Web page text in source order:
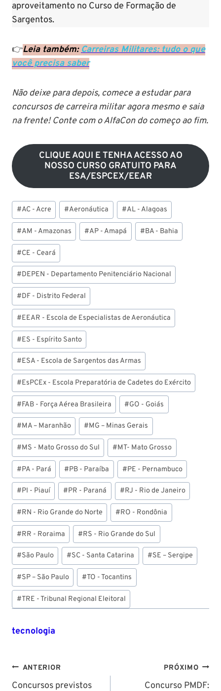
aproveitamento no Curso de Formação de
Sargentos.
👉Leia também:Carreiras Militares: tudo o que
você precisa saber
Não deixe para depois, comece a estudar para
concursos de carreira militar agora mesmo e saia
na frente! Conte com o AlfaCon do começo ao fim.
CLIQUE AQUI E TENHA ACESSO AO
NOSSO CURSO GRATUITO PARA
ESA/ESPCEX/EEAR
Tags
do
Post:
#AC - Acre #Aeronáutica #AL - Alagoas
#AM - Amazonas #AP - Amapá #BA - Bahia
#CE - Ceará
#DEPEN - Departamento Penitenciário Nacional
#DF - Distrito Federal
#EEAR - Escola de Especialistas de Aeronáutica
#ES - Espírito Santo
#ESA - Escola de Sargentos das Armas
#EsPCEx - Escola Preparatória de Cadetes do Exército
#FAB - Força Aérea Brasileira #GO - Goiás
#MA – Maranhão #MG – Minas Gerais
#MS - Mato Grosso do Sul #MT- Mato Grosso
#PA - Pará #PB - Paraíba #PE - Pernambuco
#PI - Piauí #PR - Paraná #RJ - Rio de Janeiro
#RN - Rio Grande do Norte #RO - Rondônia
#RR - Roraima #RS - Rio Grande do Sul
#São Paulo #SC - Santa Catarina #SE – Sergipe
#SP – São Paulo #TO - Tocantins
#TRE - Tribunal Regional Eleitoral
tecnologia
Navegação
de
ANTERIOR
Concursos previstos
PRÓXIMO
Concurso PMDF: